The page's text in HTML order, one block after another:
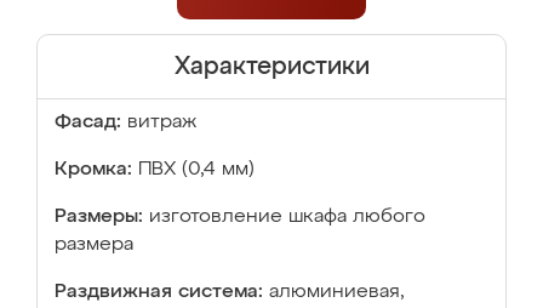
Характеристики
Фасад: витраж
Кромка: ПВХ (0,4 мм)
Размеры: изготовление шкафа любого
размера
Раздвижная система: алюминиевая,